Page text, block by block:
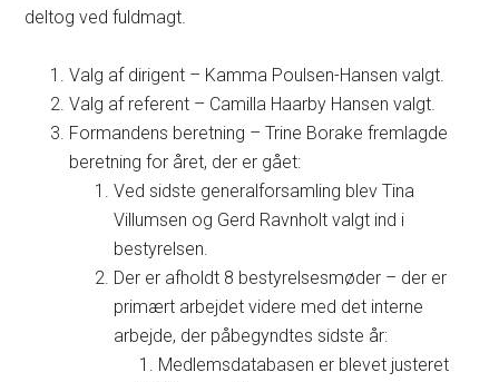
deltog ved fuldmagt.
Valg af dirigent – Kamma Poulsen-Hansen valgt.
Valg af referent – Camilla Haarby Hansen valgt.
Formandens beretning – Trine Borake fremlagde
beretning for året, der er gået:
Ved sidste generalforsamling blev Tina
Villumsen og Gerd Ravnholt valgt ind i
bestyrelsen.
Der er afholdt 8 bestyrelsesmøder – der er
primært arbejdet videre med det interne
arbejde, der påbegyndtes sidste år:
Medlemsdatabasen er blevet justeret